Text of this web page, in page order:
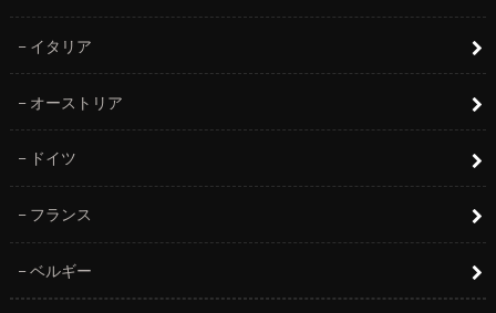
イタリア
オーストリア
ドイツ
フランス
ベルギー